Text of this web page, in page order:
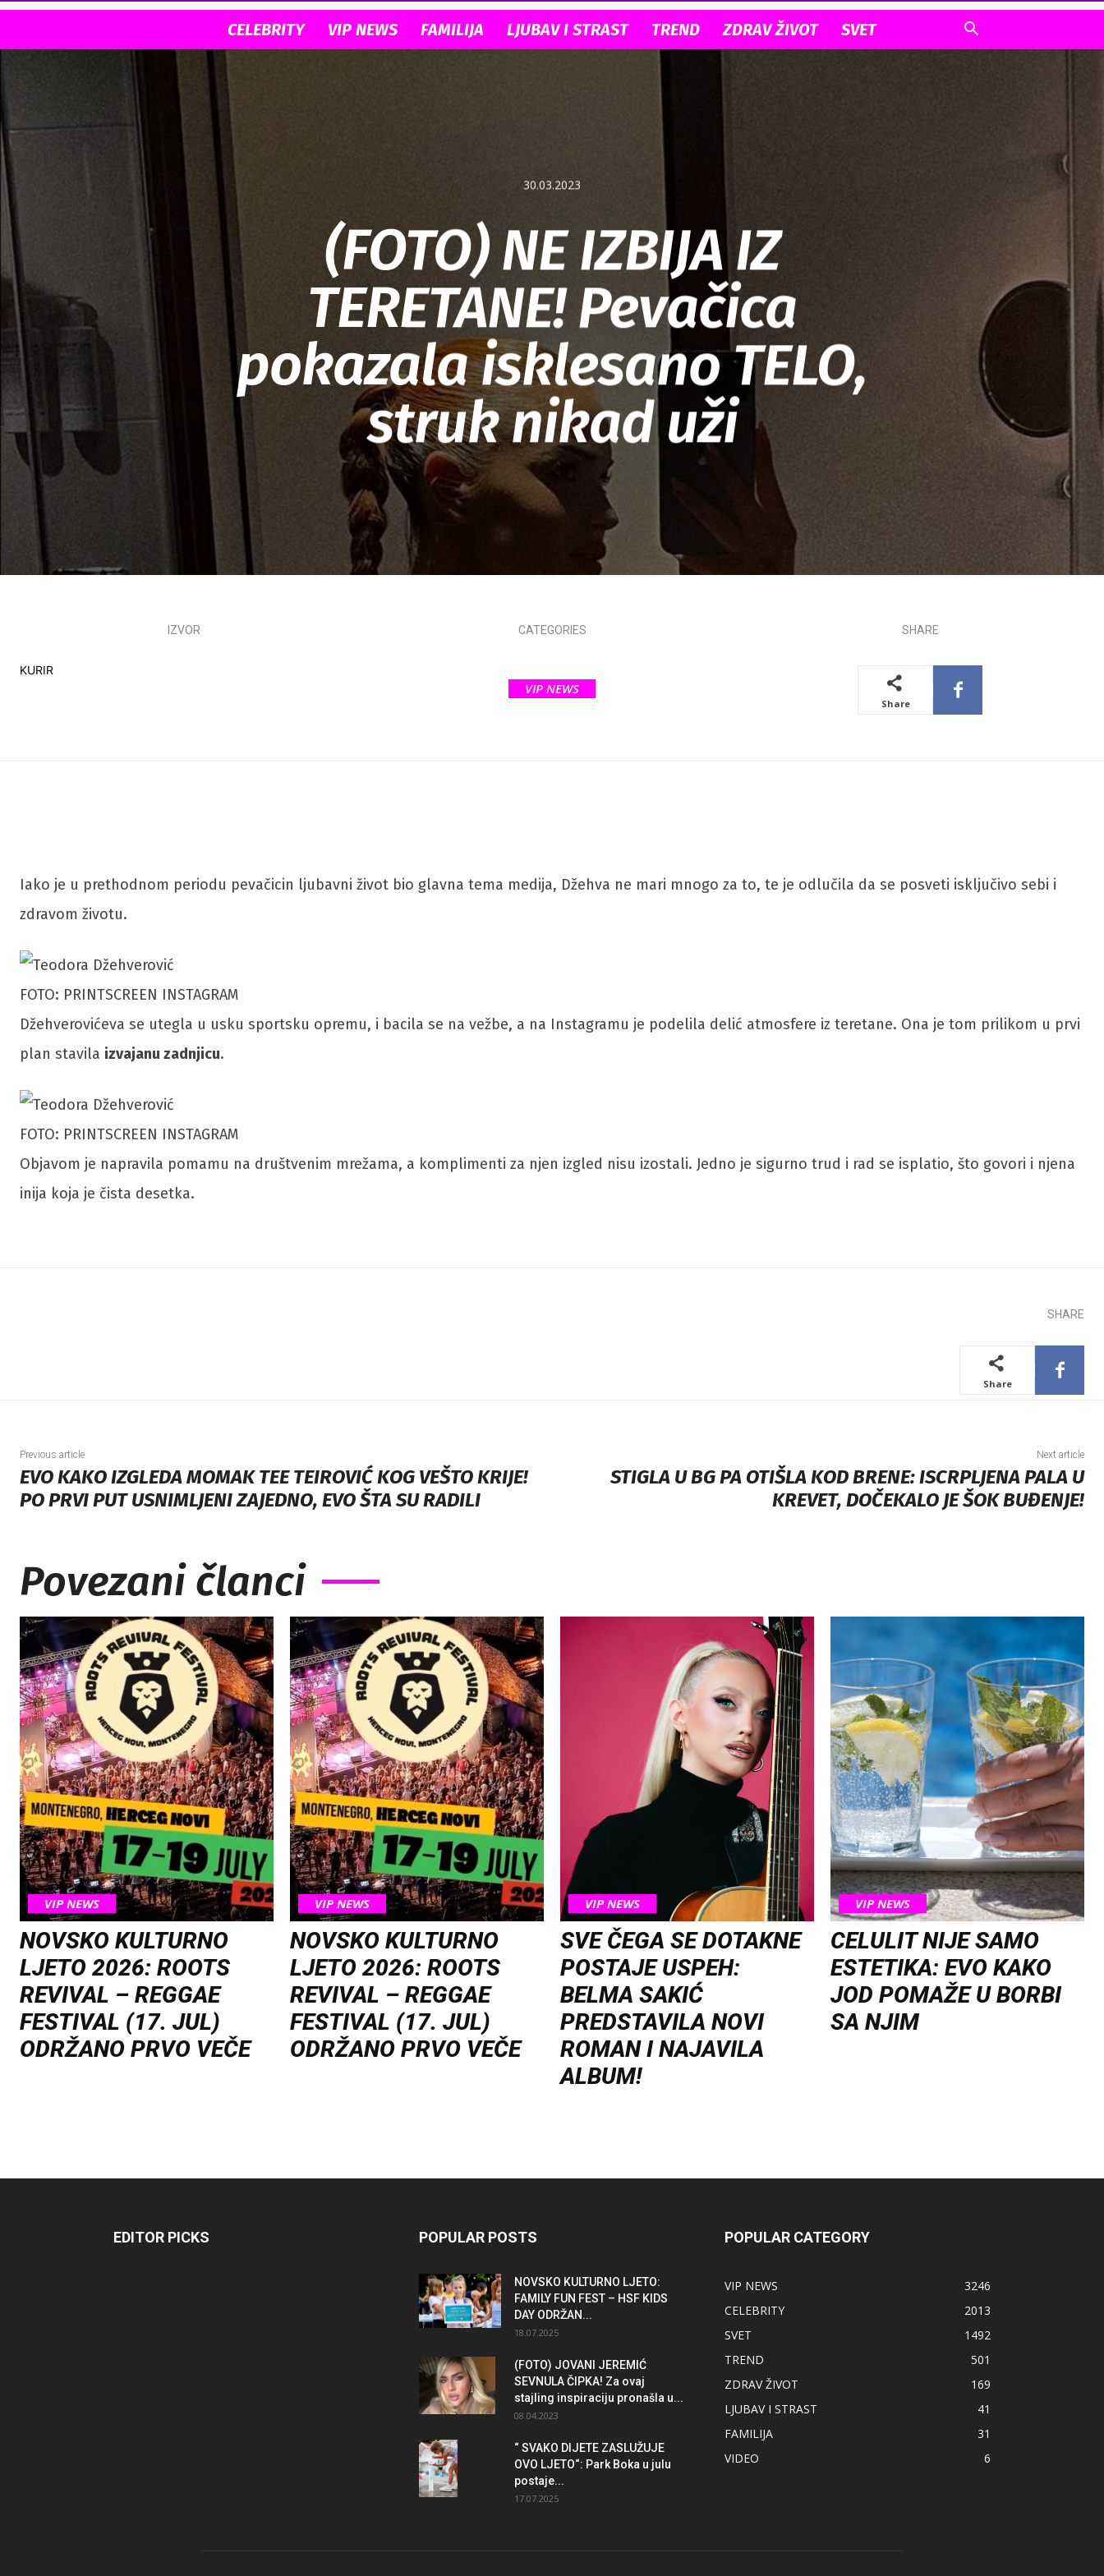
CELEBRITY VIP NEWS FAMILIJA LJUBAV I STRAST TREND ZDRAV ŽIVOT SVET
30.03.2023
(FOTO) NE IZBIJA IZ
TERETANE! Pevačica
pokazala isklesano TELO,
struk nikad uži
IZVOR
KURIR
CATEGORIES
VIP NEWS
SHARE
Share
Iako je u prethodnom periodu pevačicin ljubavni život bio glavna tema medija, Džehva ne mari mnogo za to, te je odlučila da se posveti isključivo sebi i
zdravom životu.
FOTO: PRINTSCREEN INSTAGRAM
Džehverovićeva se utegla u usku sportsku opremu, i bacila se na vežbe, a na Instagramu je podelila delić atmosfere iz teretane. Ona je tom prilikom u prvi
plan stavila izvajanu zadnjicu.
FOTO: PRINTSCREEN INSTAGRAM
Objavom je napravila pomamu na društvenim mrežama, a komplimenti za njen izgled nisu izostali. Jedno je sigurno trud i rad se isplatio, što govori i njena
inija koja je čista desetka.
SHARE
Share
Previous article
EVO KAKO IZGLEDA MOMAK TEE TEIROVIĆ KOG VEŠTO KRIJE!
PO PRVI PUT USNIMLJENI ZAJEDNO, EVO ŠTA SU RADILI
Next article
STIGLA U BG PA OTIŠLA KOD BRENE: ISCRPLJENA PALA U
KREVET, DOČEKALO JE ŠOK BUĐENJE!
Povezani članci
VIP NEWS
NOVSKO KULTURNO
LJETO 2026: ROOTS
REVIVAL – REGGAE
FESTIVAL (17. JUL)
ODRŽANO PRVO VEČE
VIP NEWS
NOVSKO KULTURNO
LJETO 2026: ROOTS
REVIVAL – REGGAE
FESTIVAL (17. JUL)
ODRŽANO PRVO VEČE
VIP NEWS
SVE ČEGA SE DOTAKNE
POSTAJE USPEH:
BELMA SAKIĆ
PREDSTAVILA NOVI
ROMAN I NAJAVILA
ALBUM!
VIP NEWS
CELULIT NIJE SAMO
ESTETIKA: EVO KAKO
JOD POMAŽE U BORBI
SA NJIM
EDITOR PICKS POPULAR POSTS
NOVSKO KULTURNO LJETO:
FAMILY FUN FEST – HSF KIDS
DAY ODRŽAN...
18.07.2025
(FOTO) JOVANI JEREMIĆ
SEVNULA ČIPKA! Za ovaj
stajling inspiraciju pronašla u...
08.04.2023
“ SVAKO DIJETE ZASLUŽUJE
OVO LJETO“: Park Boka u julu
postaje...
17.07.2025
POPULAR CATEGORY
VIP NEWS
3246
CELEBRITY
2013
SVET
1492
TREND
501
ZDRAV ŽIVOT
169
LJUBAV I STRAST
41
FAMILIJA
31
VIDEO
6